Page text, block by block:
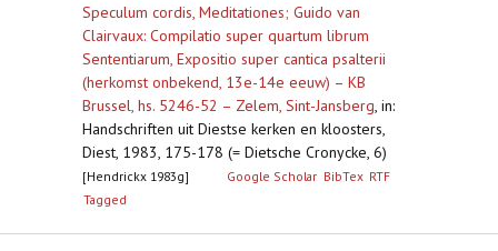
Speculum cordis, Meditationes; Guido van
Clairvaux: Compilatio super quartum librum
Sententiarum, Expositio super cantica psalterii
(herkomst onbekend, 13e-14e eeuw) – KB
Brussel, hs. 5246-52 – Zelem, Sint-Jansberg, in:
Handschriften uit Diestse kerken en kloosters,
Diest, 1983, 175-178 (= Dietsche Cronycke, 6)
[Hendrickx 1983g] Google Scholar BibTex RTF
Tagged